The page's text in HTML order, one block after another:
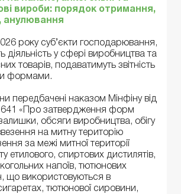
вироби: порядок отримання,
анулювання
року суб’єкти господарювання,
діяльність у сфері виробництва та
товарів, подаватимуть звітність
формами.
передбачені наказом Мінфіну від
«Про затвердження форм
обсяги виробництва, обігу
на митну територію
за межі митної території
етилового, спиртових дистилятів,
напоїв, тютюнових
що використовуються в
тютюнової сировини,